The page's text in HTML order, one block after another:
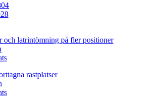
och latrintömning på fler positioner
rastplatser